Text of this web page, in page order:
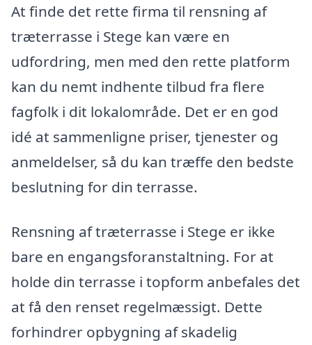
At finde det rette firma til rensning af
træterrasse i Stege kan være en
udfordring, men med den rette platform
kan du nemt indhente tilbud fra flere
fagfolk i dit lokalområde. Det er en god
idé at sammenligne priser, tjenester og
anmeldelser, så du kan træffe den bedste
beslutning for din terrasse.
Rensning af træterrasse i Stege er ikke
bare en engangsforanstaltning. For at
holde din terrasse i topform anbefales det
at få den renset regelmæssigt. Dette
forhindrer opbygning af skadelig